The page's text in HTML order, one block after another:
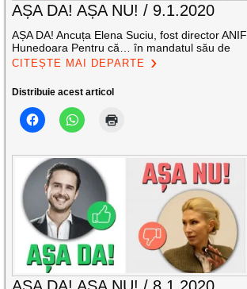
AȘA DA! AȘA NU! / 9.1.2020
AȘA DA! Ancuța Elena Suciu, fost director ANIF
Hunedoara Pentru că… în mandatul său de
CITEȘTE MAI DEPARTE
Distribuie acest articol